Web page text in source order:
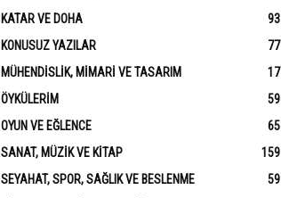
KATAR VE DOHA
93
KONUSUZ YAZILAR
77
MÜHENDISLIK, MIMARI VE TASARIM
17
ÖYKÜLERIM
59
OYUN VE EĞLENCE
65
SANAT, MÜZIK VE KITAP
159
SEYAHAT, SPOR, SAĞLIK VE BESLENME
59